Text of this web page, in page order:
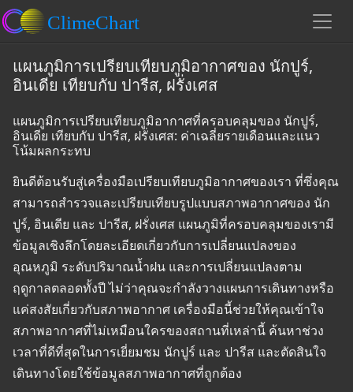
แผนภูมิการเปรียบเทียบภูมิอากาศของ นักปูร์,
อินเดีย เทียบกับ ปารีส, ฝรั่งเศส
แผนภูมิการเปรียบเทียบภูมิอากาศที่ครอบคลุมของ นักปูร์,
อินเดีย เทียบกับ ปารีส, ฝรั่งเศส: ค่าเฉลี่ยรายเดือนและแนว
โน้มผลกระทบ
ยินดีต้อนรับสู่เครื่องมือเปรียบเทียบภูมิอากาศของเรา ที่ซึ่งคุณ
สามารถสำรวจและเปรียบเทียบรูปแบบสภาพอากาศของ นัก
ปูร์, อินเดีย และ ปารีส, ฝรั่งเศส แผนภูมิที่ครอบคลุมของเรามี
ข้อมูลเชิงลึกโดยละเอียดเกี่ยวกับการเปลี่ยนแปลงของ
อุณหภูมิ ระดับปริมาณน้ำฝน และการเปลี่ยนแปลงตาม
ฤดูกาลตลอดทั้งปี ไม่ว่าคุณจะกำลังวางแผนการเดินทางหรือ
แค่สงสัยเกี่ยวกับสภาพอากาศ เครื่องมือนี้ช่วยให้คุณเข้าใจ
สภาพอากาศที่ไม่เหมือนใครของสถานที่เหล่านี้ ค้นหาช่วง
เวลาที่ดีที่สุดในการเยี่ยมชม นักปูร์ และ ปารีส และตัดสินใจ
เดินทางโดยใช้ข้อมูลสภาพอากาศที่ถูกต้อง